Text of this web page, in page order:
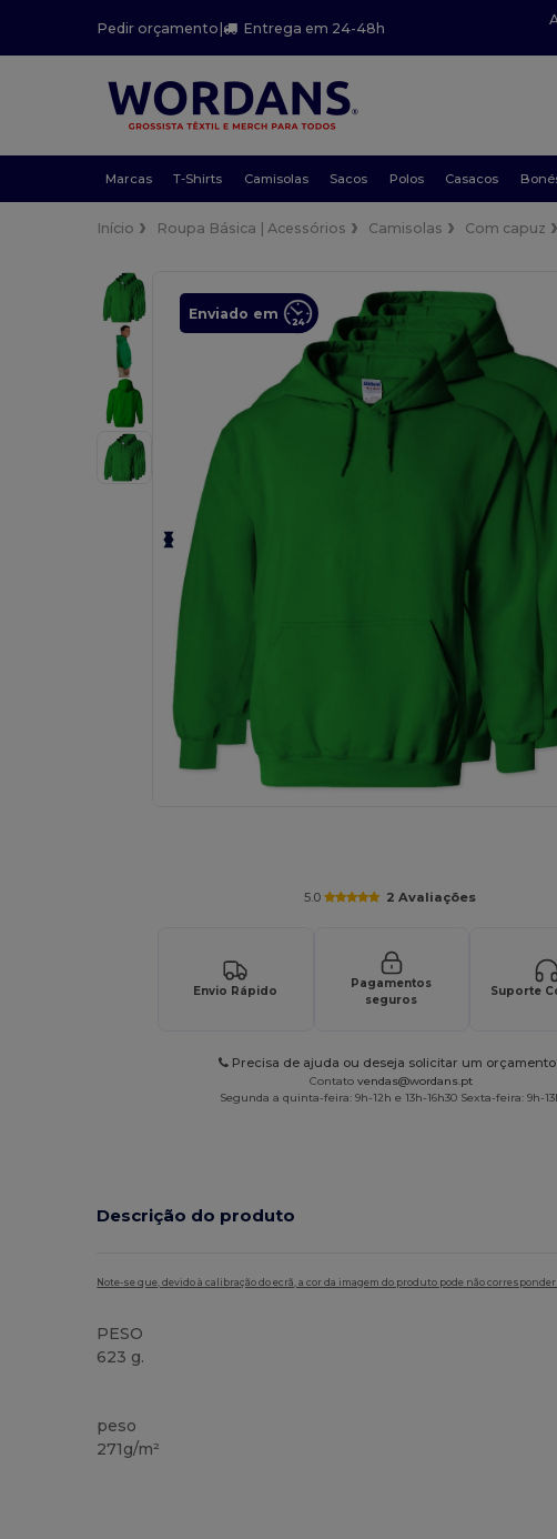
Pedir orçamento| Entrega em 24-48h
Marcas T-Shirts Camisolas Sacos Polos Casacos
Início Roupa Básica | Acessórios Camisolas Com capuz
Enviado em
5.0 2 Avaliações
Envio Rápido
Pagamentos
seguros
Suporte
Precisa de ajuda ou deseja solicitar um
Contatovendas@wordans.pt
Segunda a quinta-feira: 9h-12h e 13h-16h30 Sexta-feira: 9h-
Descrição do produto
Note-se que, devido à calibração do ecrã, a cor da imagem do produto pode não
PESO
623 g.
peso
271g/m²